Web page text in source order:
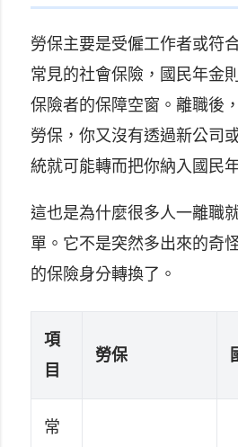
勞保主要是受僱工作者或符
常見的社會保險，國民年金
保險者的保障空窗。離職後
勞保，你又沒有透過新公司
統就可能轉而把你納入國民
這也是為什麼很多人一離職
單。它不是突然多出來的奇
的保險身分轉換了。
項
目
勞保
常